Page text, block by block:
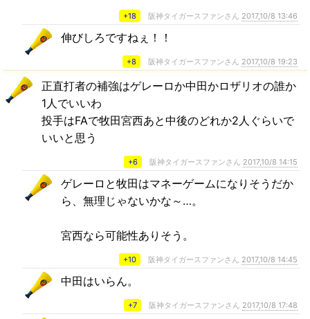
+18 阪神タイガースファンさん 2017,10/8 13:46
伸びしろですねぇ！！
+8 阪神タイガースファンさん 2017,10/8 19:23
正直打者の補強はゲレーロか中田かロザリオの誰か
1人でいいわ
投手はFAで牧田宮西あと中後のどれか2人ぐらいで
いいと思う
+6 阪神タイガースファンさん 2017,10/8 14:15
ゲレーロと牧田はマネーゲームになりそうだか
ら、無理じゃないかな～…。
宮西なら可能性ありそう。
+10 阪神タイガースファンさん 2017,10/8 14:45
中田はいらん。
+7 阪神タイガースファンさん 2017,10/8 17:48